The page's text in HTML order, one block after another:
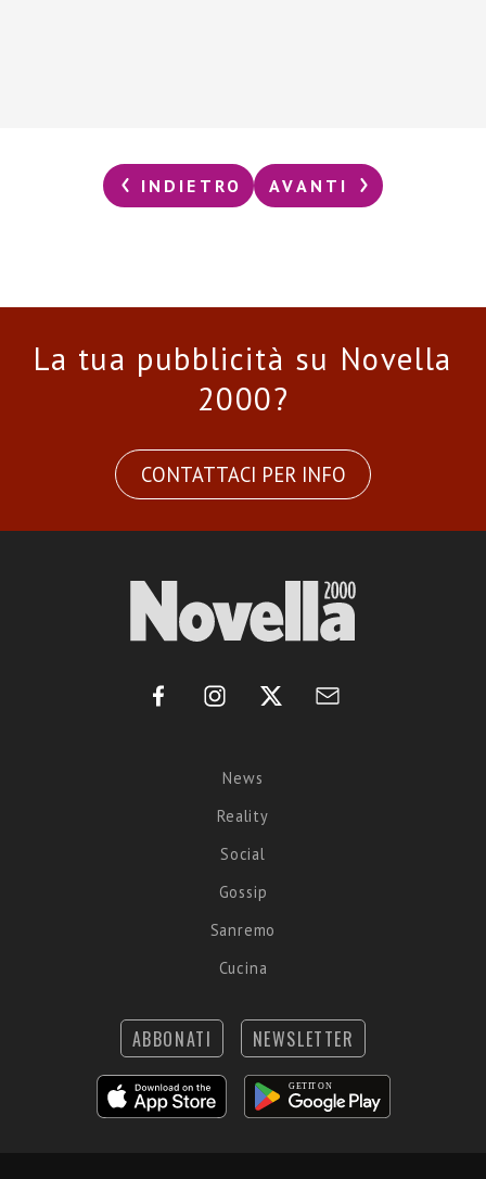
INDIETRO AVANTI
La tua pubblicità su Novella
2000?
CONTATTACI PER INFO
News
Reality
Social
Gossip
Sanremo
Cucina
ABBONATI NEWSLETTER